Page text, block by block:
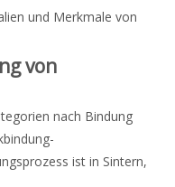
und Merkmale von
von
nach Bindung
ist in Sintern,